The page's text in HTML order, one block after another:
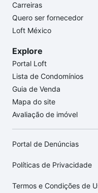
Carreiras
Quero ser fornecedor
Loft México
Explore
Portal Loft
Lista de Condomínios
Guia de Venda
Mapa do site
Avaliação de imóvel
Portal de Denúncias
Políticas de Privacidade
Termos e Condições de